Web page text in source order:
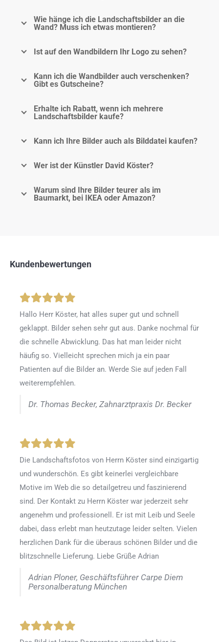
Wie hänge ich die Landschaftsbilder an die
Wand? Muss ich etwas montieren?
Ist auf den Wandbildern Ihr Logo zu sehen?
Kann ich die Wandbilder auch verschenken?
Gibt es Gutscheine?
Erhalte ich Rabatt, wenn ich mehrere
Landschaftsbilder kaufe?
Kann ich Ihre Bilder auch als Bilddatei kaufen?
Wer ist der Künstler David Köster?
Warum sind Ihre Bilder teurer als im
Baumarkt, bei IKEA oder Amazon?
Kundenbewertungen
Hallo Herr Köster, hat alles super gut und schnell
geklappt. Bilder sehen sehr gut aus. Danke nochmal für
die schnelle Abwicklung. Das hat man leider nicht
häufig so. Vielleicht sprechen mich ja ein paar
Patienten auf die Bilder an. Werde Sie auf jeden Fall
weiterempfehlen.
Dr. Thomas Becker, Zahnarztpraxis Dr. Becker
Die Landschaftsfotos von Herrn Köster sind einzigartig
und wunderschön. Es gibt keinerlei vergleichbare
Motive im Web die so detailgetreu und faszinierend
sind. Der Kontakt zu Herrn Köster war jederzeit sehr
angenehm und professionell. Er ist mit Leib und Seele
dabei, dass erlebt man heutzutage leider selten. Vielen
herzlichen Dank für die überaus schönen Bilder und die
blitzschnelle Lieferung. Liebe Grüße Adrian
Adrian Ploner, Geschäftsführer Carpe Diem
Personalberatung München